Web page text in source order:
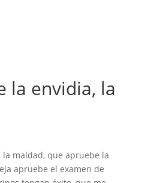
la envidia, la
maldad, que apruebe la
apruebe el examen de